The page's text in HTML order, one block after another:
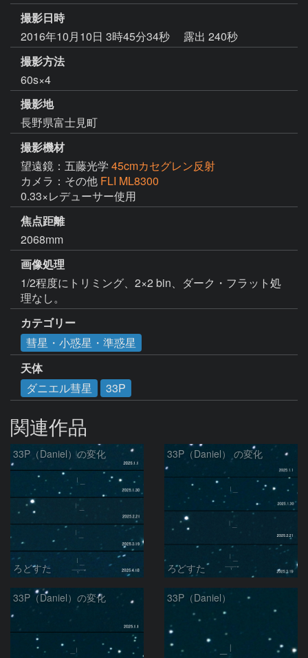
撮影日時
2016年10月10日 3時45分34秒
露出 240秒
撮影方法
60s×4
撮影地
長野県富士見町
撮影機材
望遠鏡：五藤光学 45cmカセグレン反射
カメラ：その他 FLI ML8300
0.33×レデューサー使用
焦点距離
2068mm
画像処理
1/2程度にトリミング、2×2 bin、ダーク・フラット処
理なし。
カテゴリー
彗星・小惑星・準惑星
天体
ダニエル彗星
33P
関連作品
33P（Daniel）の変化
ろどすた
33P（Daniel） の変化
ろどすた
33P（Daniel）の変化 33P（Daniel）